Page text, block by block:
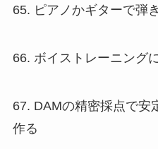
65. ピアノかギターで弾
66. ボイストレーニング
67. DAMの精密採点で安
作る